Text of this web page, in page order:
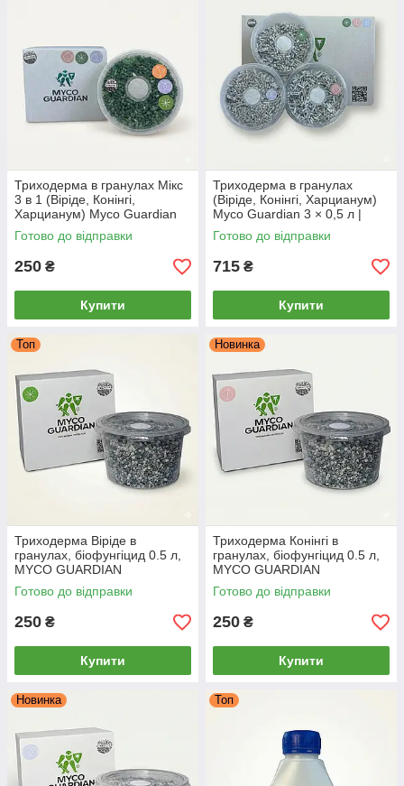
Триходерма в гранулах Мікс
3 в 1 (Віріде, Конінгі,
Харцианум) Myco Guardian
0,5 л | Біофунгіцид для
обробки ґрунту (1.25 сотки)
Готово до відправки
250 ₴
Купити
Триходерма в гранулах
(Віріде, Конінгі, Харцианум)
Myco Guardian 3 × 0,5 л |
Біофунгіцид для захисту
рослин і ґрунту
Готово до відправки
715 ₴
Купити
Топ
Триходерма Віріде в
гранулах, біофунгіцид 0.5 л,
MYCO GUARDIAN
Готово до відправки
250 ₴
Купити
Новинка
Триходерма Конінгі в
гранулах, біофунгіцид 0.5 л,
MYCO GUARDIAN
Готово до відправки
250 ₴
Купити
Новинка Топ